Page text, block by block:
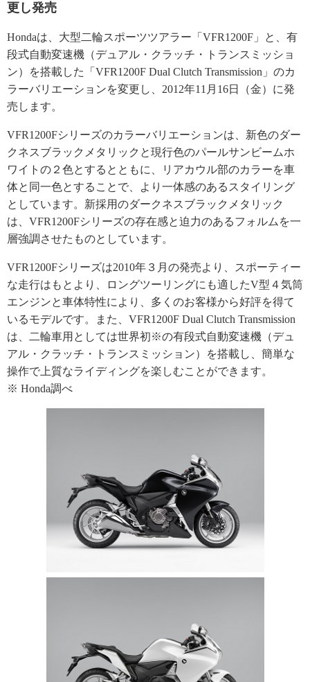
更し発売
Hondaは、大型二輪スポーツツアラー「VFR1200F」と、有
段式自動変速機（デュアル・クラッチ・トランスミッショ
ン）を搭載した「VFR1200F Dual Clutch Transmission」のカ
ラーバリエーションを変更し、2012年11月16日（金）に発
売します。
VFR1200Fシリーズのカラーバリエーションは、新色のダー
クネスブラックメタリックと現行色のパールサンビームホ
ワイトの２色とするとともに、リアカウル部のカラーを車
体と同一色とすることで、より一体感のあるスタイリング
としています。新採用のダークネスブラックメタリック
は、VFR1200Fシリーズの存在感と迫力のあるフォルムを一
層強調させたものとしています。
VFR1200Fシリーズは2010年３月の発売より、スポーティー
な走行はもとより、ロングツーリングにも適したV型４気筒
エンジンと車体特性により、多くのお客様から好評を得て
いるモデルです。また、VFR1200F Dual Clutch Transmission
は、二輪車用としては世界初※の有段式自動変速機（デュ
アル・クラッチ・トランスミッション）を搭載し、簡単な
操作で上質なライディングを楽しむことができます。
※ Honda調べ